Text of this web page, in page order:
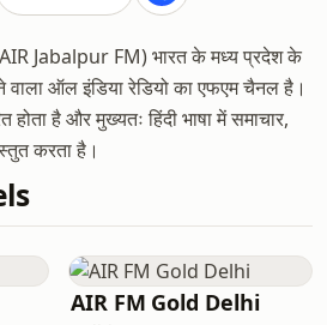
Jabalpur FM) भारत के मध्य प्रदेश के
वाला ऑल इंडिया रेडियो का एफएम चैनल है।
है और मुख्यतः हिंदी भाषा में समाचार,
करता है।
AIR FM Gold Delhi